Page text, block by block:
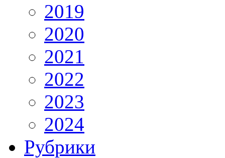
2019
2020
2021
2022
2023
2024
Рубрики